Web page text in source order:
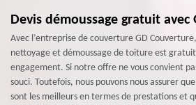
Devis démoussage gratuit avec
Avec l’entreprise de couverture GD
nettoyage et démoussage de toiture est
engagement. Si notre offre ne vous convient
souci. Toutefois, nous pouvons nous assurer
sont les meilleurs en termes de prestations et